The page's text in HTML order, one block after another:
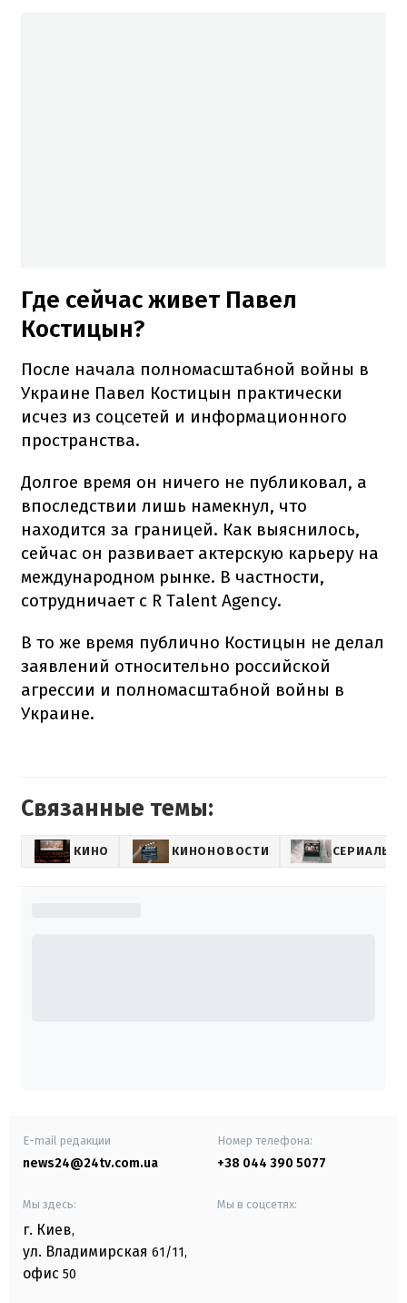
Где сейчас живет Павел
Костицын?
После начала полномасштабной войны в
Украине Павел Костицын практически
исчез из соцсетей и информационного
пространства.
Долгое время он ничего не публиковал, а
впоследствии лишь намекнул, что
находится за границей. Как выяснилось,
сейчас он развивает актерскую карьеру на
международном рынке. В частности,
сотрудничает с R Talent Agency.
В то же время публично Костицын не делал
заявлений относительно российской
агрессии и полномасштабной войны в
Украине.
Связанные темы:
КИНО КИНОНОВОСТИ СЕРИАЛЫ
E-mail редакции
news24@24tv.com.ua
Номер телефона:
+38 044 390 5077
Мы здесь:
г. Киев,
ул. Владимирская 61/11,
офис 50
Мы в соцсетях: